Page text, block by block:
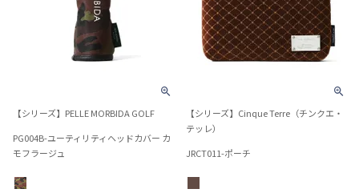
【シリーズ】PELLE MORBIDA GOLF
PG004B-ユーティリティヘッドカバー カ
モフラージュ
【シリーズ】Cinque Terre（チンクエ・
テッレ）
JRCT011-ポーチ